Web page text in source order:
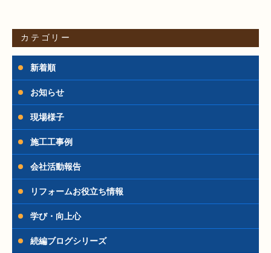
カテゴリー
新着順
お知らせ
現場様子
施工工事例
会社活動報告
リフォームお役立ち情報
学び・向上心
続編ブログシリーズ